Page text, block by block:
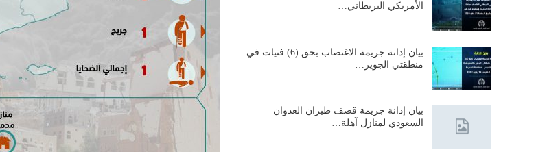
الأمريكي البريطاني…
بيان إدانة جريمة الاغتصاب بحق (6) فتيات في
منطقتي الجوير…
بيان إدانة جريمة قصف طيران العدوان
السعودي لمنازل آهلة…